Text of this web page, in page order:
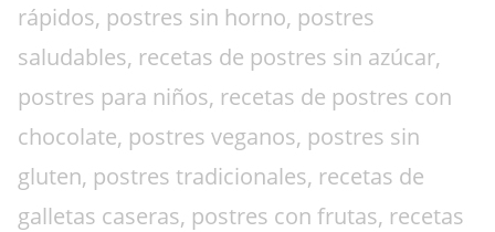
rápidos, postres sin horno, postres
saludables, recetas de postres sin azúcar,
postres para niños, recetas de postres con
chocolate, postres veganos, postres sin
gluten, postres tradicionales, recetas de
galletas caseras, postres con frutas, recetas